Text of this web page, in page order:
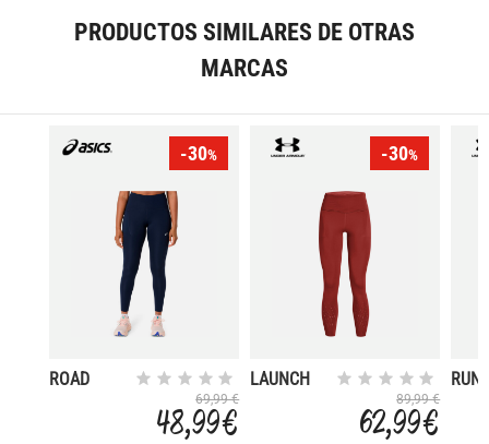
PRODUCTOS SIMILARES DE OTRAS
MARCAS
-30%
ROAD
69,99 €
48,99 €
-30%
LAUNCH
89,99 €
62,99 €
RUN